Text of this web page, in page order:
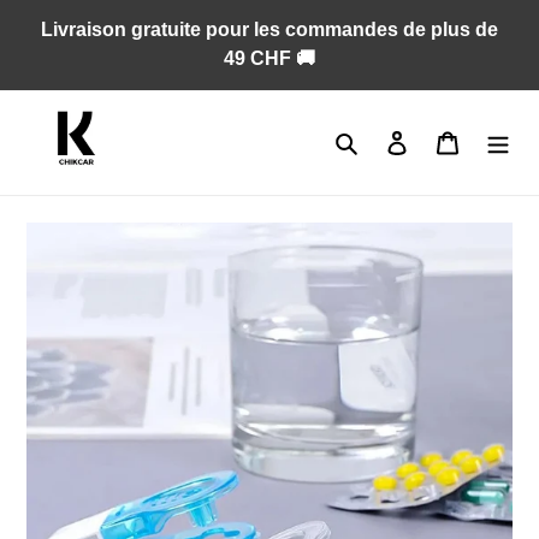
Livraison gratuite pour les commandes de plus de
49 CHF 🚚
RechercherSe connecter
Panier